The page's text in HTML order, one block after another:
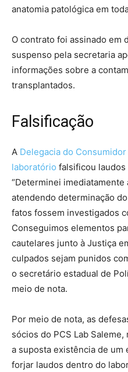
anatomia patológica em
O contrato foi assinado em
suspenso pela secretaria
informações sobre a
transplantados.
Falsificação
A Delegacia do
laboratório falsificou laudos
“Determinei
atendendo determinação
fatos fossem investigados
Conseguimos elementos
cautelares junto à Justiça
culpados sejam punidos
o secretário estadual de
meio de nota.
Por meio de nota, as
sócios do PCS Lab
a suposta existência de um
forjar laudos dentro do